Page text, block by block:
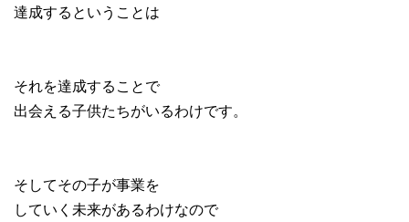
達成するということは
それを達成することで
出会える子供たちがいるわけです。
そしてその子が事業を
していく未来があるわけなので